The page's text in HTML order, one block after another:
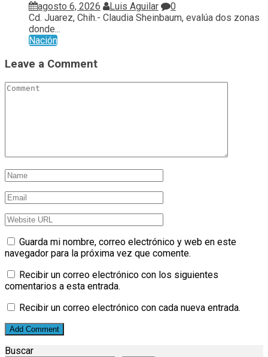
agosto 6, 2026 Luis Aguilar
0
Cd. Juarez, Chih.- Claudia Sheinbaum, evalúa ⁠dos zonas
donde...
Nación
Leave a Comment
Guarda mi nombre, correo electrónico y web en este
navegador para la próxima vez que comente.
Recibir un correo electrónico con los siguientes
comentarios a esta entrada.
Recibir un correo electrónico con cada nueva entrada.
Buscar